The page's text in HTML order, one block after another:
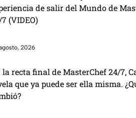
de salir del Mundo de
(VIDEO)
2026
la recta final de MasterChef 24/7,
que ya puede ser ella misma.